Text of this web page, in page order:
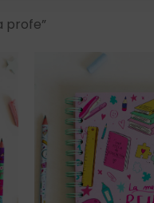
profe”